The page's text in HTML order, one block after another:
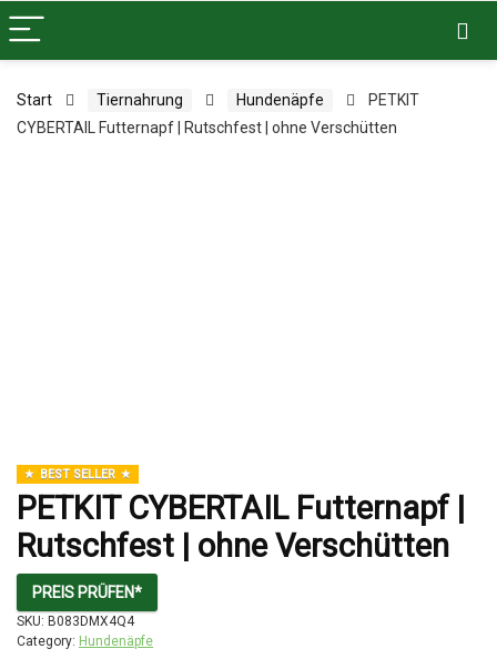
Start Tiernahrung Hundenäpfe
PETKIT
CYBERTAIL Futternapf | Rutschfest | ohne Verschütten
BEST SELLER
PETKIT CYBERTAIL Futternapf |
Rutschfest | ohne Verschütten
PREIS PRÜFEN*
SKU: B083DMX4Q4
Category: Hundenäpfe